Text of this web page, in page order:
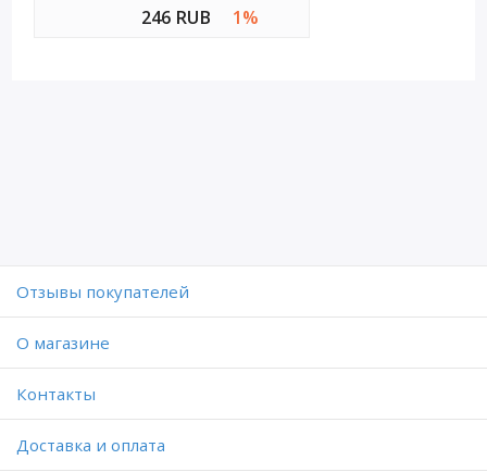
246 RUB
1%
Отзывы покупателей
O магазине
Контакты
Доставка и оплата